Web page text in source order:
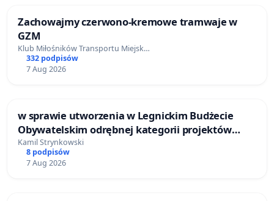
Zachowajmy czerwono-kremowe tramwaje w
GZM
Klub Miłośników Transportu Miejsk…
332 podpisów
7 Aug 2026
w sprawie utworzenia w Legnickim Budżecie
Obywatelskim odrębnej kategorii projektów
Kamil Strynkowski
8 podpisów
7 Aug 2026